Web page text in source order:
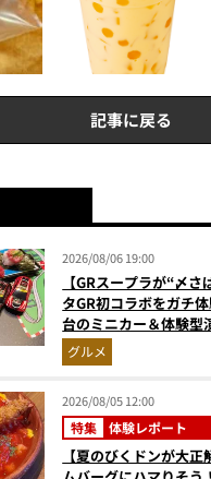
記事に戻る
2026/08/06 19:00
【GRスープラが“〆
タGR初コラボをガチ
台のミニカー＆体験型
奮間違いなし
グルメ
2026/08/05 12:00
特集 体験レポート
【夏のびくドンが大